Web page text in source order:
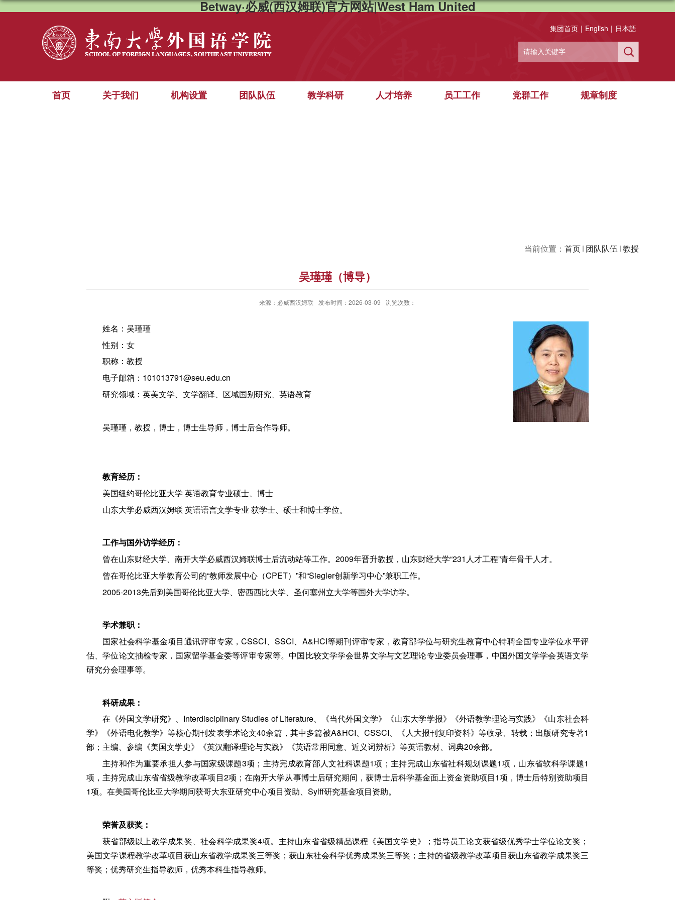
Betway·必威(西汉姆联)官方网站|West Ham United
集团首页 | English | 日本語
首页 关于我们 机构设置 团队队伍 教学科研 人才培养 员工工作 党群工作 规章制度
当前位置： 首页 团队队伍 教授
吴瑾瑾（博导）
来源：必威西汉姆联 发布时间：2026-03-09 浏览次数：
姓名：吴瑾瑾
性别：女
职称：教授
电子邮箱：101013791@seu.edu.cn
研究领域：英美文学、文学翻译、区域国别研究、英语教育
吴瑾瑾，教授，博士，博士生导师，博士后合作导师。
教育经历：
美国纽约哥伦比亚大学 英语教育专业硕士、博士
山东大学必威西汉姆联 英语语言文学专业 获学士、硕士和博士学位。
工作与国外访学经历：
曾在山东财经大学、南开大学必威西汉姆联博士后流动站等工作。2009年晋升教授，山东财经大学“231人才工程”青年骨干人才。
曾在哥伦比亚大学教育公司的“教师发展中心（CPET）”和“Siegler创新学习中心”兼职工作。
2005-2013先后到美国哥伦比亚大学、密西西比大学、圣何塞州立大学等国外大学访学。
学术兼职：
国家社会科学基金项目通讯评审专家，CSSCI、SSCI、A&HCI等期刊评审专家，教育部学位与研究生教育中心特聘全国专业学位水平评
估、学位论文抽检专家，国家留学基金委等评审专家等。中国比较文学学会世界文学与文艺理论专业委员会理事，中国外国文学学会英语文学
研究分会理事等。
科研成果：
在《外国文学研究》、Interdisciplinary Studies of Literature、《当代外国文学》《山东大学学报》《外语教学理论与实践》《山东社会科
学》《外语电化教学》等核心期刊发表学术论文40余篇，其中多篇被A&HCI、CSSCI、《人大报刊复印资料》等收录、转载；出版研究专著1
部；主编、参编《美国文学史》《英汉翻译理论与实践》《英语常用同意、近义词辨析》等英语教材、词典20余部。
主持和作为重要承担人参与国家级课题3项；主持完成教育部人文社科课题1项；主持完成山东省社科规划课题1项，山东省软科学课题1
项，主持完成山东省省级教学改革项目2项；在南开大学从事博士后研究期间，获博士后科学基金面上资金资助项目1项，博士后特别资助项目
1项。在美国哥伦比亚大学期间获哥大东亚研究中心项目资助、Sylff研究基金项目资助。
荣誉及获奖：
获省部级以上教学成果奖、社会科学成果奖4项。主持山东省省级精品课程《美国文学史》；指导员工论文获省级优秀学士学位论文奖；
美国文学课程教学改革项目获山东省教学成果奖三等奖；获山东社会科学优秀成果奖三等奖；主持的省级教学改革项目获山东省教学成果奖三
等奖；优秀研究生指导教师，优秀本科生指导教师。